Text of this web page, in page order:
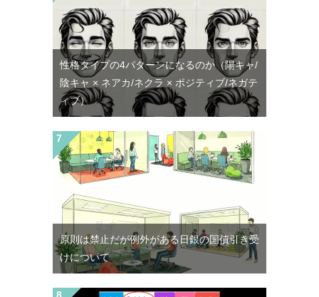
性格タイプの4パターンになるのか（陽キャ/
陰キャ × ネアカ/ネクラ × ポジティブ/ネガテ
ィブ）
原則は禁止だが例外がある日銀の国債引き受
けについて